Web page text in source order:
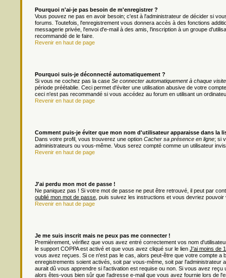
Pourquoi n'ai-je pas besoin de m'enregistrer ?
Vous pouvez ne pas en avoir besoin; c'est à l'administrateur de décider si
forums. Toutefois, l'enregistrement vous donnera accès à des fonctions
messagerie privée, l'envoi d'e-mail à des amis, l'inscription à un groupe
recommandé de le faire.
Revenir en haut de page
Pourquoi suis-je déconnecté automatiquement ?
Si vous ne cochez pas la case Se connecter automatiquement à chaque visite
période préétablie. Ceci permet d'éviter une utilisation abusive de votre
ceci n'est pas recommandé si vous accédez au forum en utilisant un
Revenir en haut de page
Comment puis-je éviter que mon nom d'utilisateur apparaisse dans la
Dans votre profil, vous trouverez une option Cacher sa présence en ligne; si
administrateurs ou vous-même. Vous serez compté comme un utilisateur
Revenir en haut de page
J'ai perdu mon mot de passe !
Ne paniquez pas ! Si votre mot de passe ne peut être retrouvé, il peut par
oublié mon mot de passe , puis suivez les instructions et vous devriez
Revenir en haut de page
Je me suis inscrit mais ne peux pas me connecter !
Premièrement, vérifiez que vous avez entré correctement vos nom
le support COPPA est activé et que vous avez cliqué sur le lien J'ai moins de
vous avez reçues. Si ce n'est pas le cas, alors peut-être que votre compte
enregistrements soient activés, soit par vous-même, soit par
aurait dû vous apprendre si l'activation est requise ou non. Si vous avez
alors êtes-vous bien sûr que l'adresse e-mail que vous avez fournie lors de